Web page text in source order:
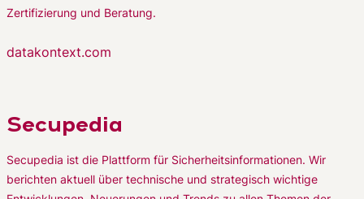
Zertifizierung und Beratung.
datakontext.com
Secupedia
Secupedia ist die Plattform für Sicherheitsinformationen. Wir
berichten aktuell über technische und strategisch wichtige